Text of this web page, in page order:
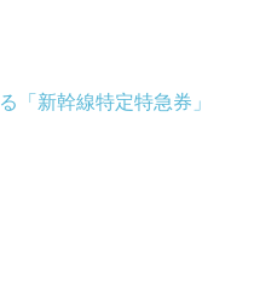
「新幹線特定特急券」